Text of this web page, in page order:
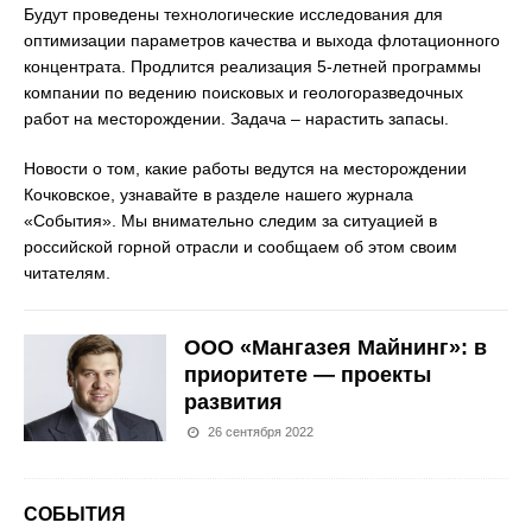
Будут проведены технологические исследования для
оптимизации параметров качества и выхода флотационного
концентрата. Продлится реализация 5-летней программы
компании по ведению поисковых и геологоразведочных
работ на месторождении. Задача – нарастить запасы.
Новости о том, какие работы ведутся на месторождении
Кочковское, узнавайте в разделе нашего журнала
«События». Мы внимательно следим за ситуацией в
российской горной отрасли и сообщаем об этом своим
читателям.
ООО «Мангазея Майнинг»: в
приоритете — проекты
развития
26 сентября 2022
СОБЫТИЯ